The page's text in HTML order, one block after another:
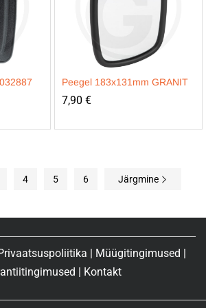
Peegel 183x131mm GRANIT
7,90 €
4 5 6 Järgmine
Müügitingimused
Kontakt